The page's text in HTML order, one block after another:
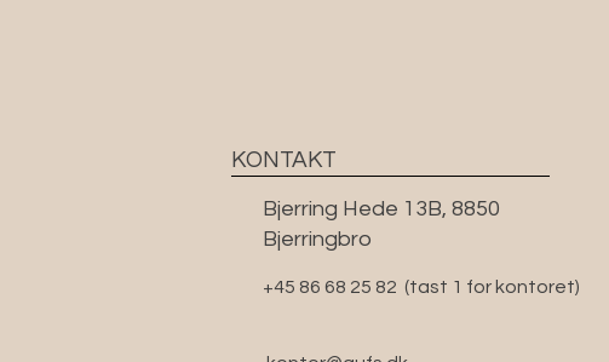
KONTAKT
Bjerring Hede 13B, 8850
Bjerringbro
+45 86 68 25 82 (tast 1 for kontoret)